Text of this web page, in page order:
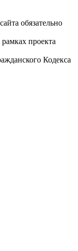
обязательно
проекта
Кодекса